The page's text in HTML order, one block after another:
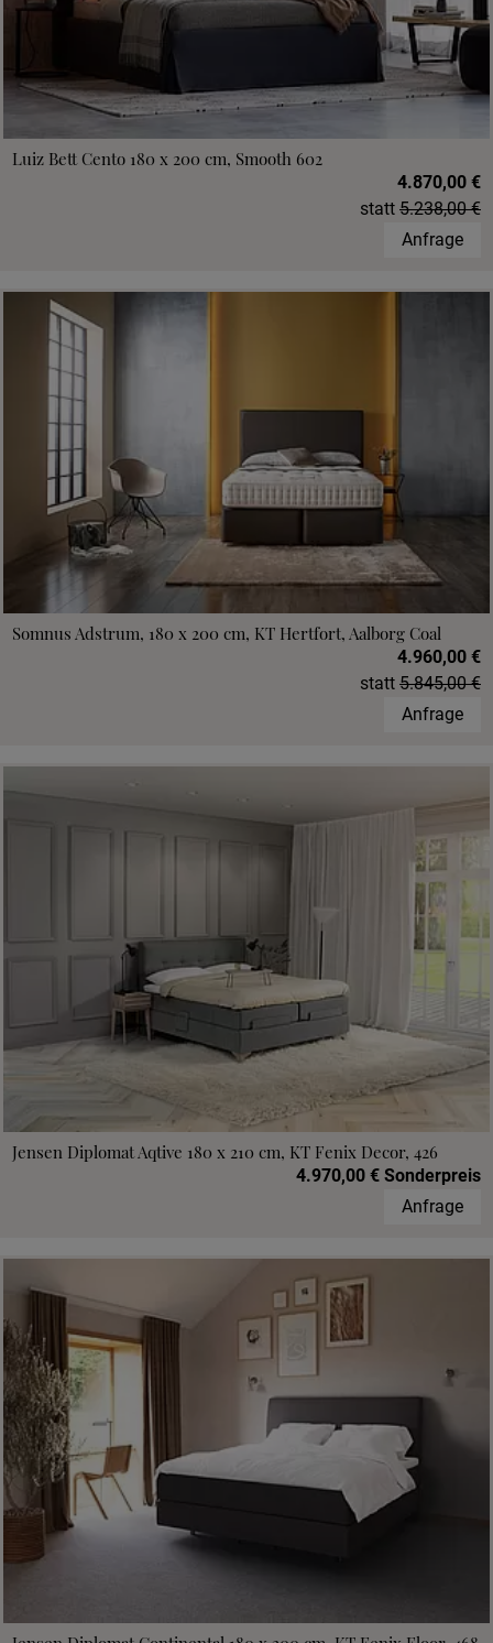
Luiz Bett Cento 180 x 200 cm, Smooth 602
4.870,00 €
statt 5.238,00 €
Anfrage
Somnus Adstrum, 180 x 200 cm, KT Hertfort, Aalborg Coal
4.960,00 €
statt 5.845,00 €
Anfrage
Jensen Diplomat Aqtive 180 x 210 cm, KT Fenix Decor, 426
4.970,00 € Sonderpreis
Anfrage